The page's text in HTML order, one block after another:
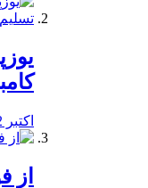
اکتبر 12, 2019
از